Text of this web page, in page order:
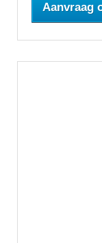
Aanvraag